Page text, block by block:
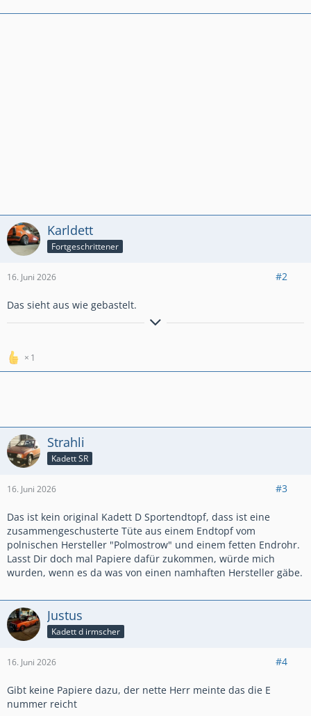
Karldett
Fortgeschrittener
16. Juni 2026 #2
Das sieht aus wie gebastelt.
Freunde sind wie Titten,manche sind groß,manche sind
1
Strahli
Kadett SR
16. Juni 2026 #3
Das ist kein original Kadett D Sportendtopf, dass ist eine
zusammengeschusterte Tüte aus einem Endtopf vom
polnischen Hersteller "Polmostrow" und einem fetten Endrohr.
Lasst Dir doch mal Papiere dafür zukommen, würde mich
wurden, wenn es da was von einen namhaften Hersteller gäbe.
Justus
Kadett d irmscher
16. Juni 2026 #4
Gibt keine Papiere dazu, der nette Herr meinte das die E
nummer reicht